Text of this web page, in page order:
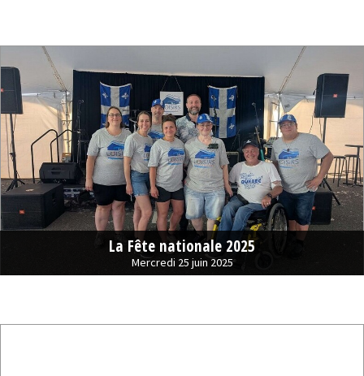
La Fête nationale 2025
Mercredi 25 juin 2025